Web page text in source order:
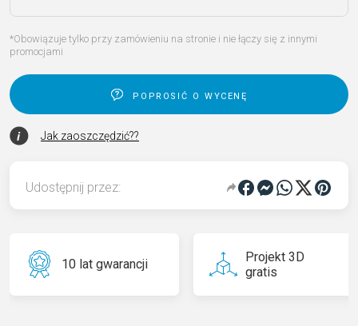
*Obowiązuje tylko przy zamówieniu na stronie i nie łączy się z innymi
promocjami
poprosić o wycenę
Jak zaoszczędzić??
Udostępnij przez:
10 lat gwarancji
Projekt 3D
gratis